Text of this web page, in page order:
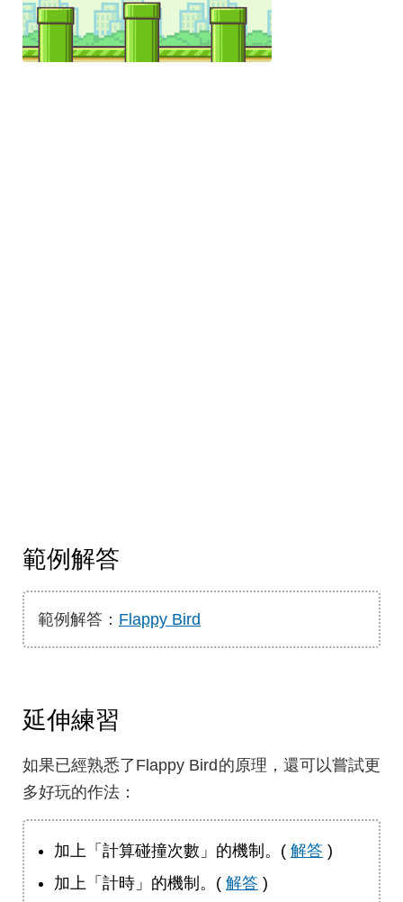
範例解答
範例解答： Flappy Bird
延伸練習
如果已經熟悉了Flappy Bird的原理，還可以嘗試更
多好玩的作法：
加上「計算碰撞次數」的機制。( 解答 )
加上「計時」的機制。( 解答 )